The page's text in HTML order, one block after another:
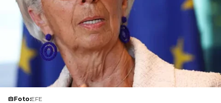
Foto:EFE